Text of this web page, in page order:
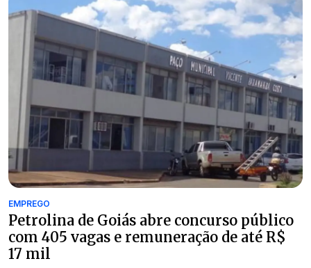
EMPREGO
Petrolina de Goiás abre concurso público
com 405 vagas e remuneração de até R$
17 mil